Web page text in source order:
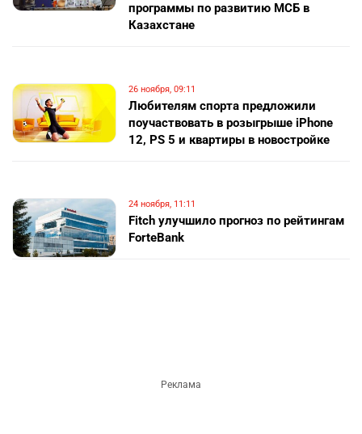
программы по развитию МСБ в
Казахстане
26 ноября, 09:11
Любителям спорта предложили
поучаствовать в розыгрыше iPhone
12, PS 5 и квартиры в новостройке
24 ноября, 11:11
Fitch улучшило прогноз по рейтингам
ForteBank